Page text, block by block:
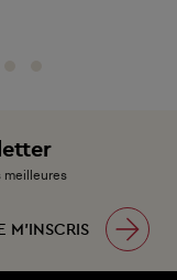
meilleures
M’INSCRIS